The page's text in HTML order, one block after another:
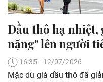
Dầu thô hạ nhiệt,
nặng" lên người
16:35' - 12/07/2026
Mặc dù giá dầu thô đã